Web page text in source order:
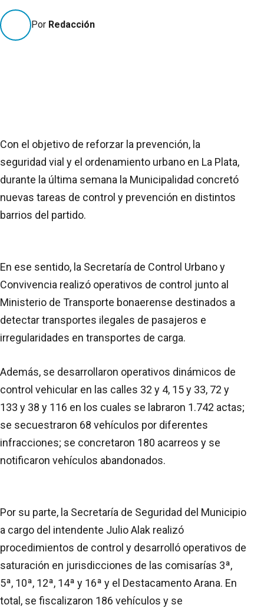
Por Redacción
Con el objetivo de reforzar la prevención, la
seguridad vial y el ordenamiento urbano en La Plata,
durante la última semana la Municipalidad concretó
nuevas tareas de control y prevención en distintos
barrios del partido.
En ese sentido, la Secretaría de Control Urbano y
Convivencia realizó operativos de control junto al
Ministerio de Transporte bonaerense destinados a
detectar transportes ilegales de pasajeros e
irregularidades en transportes de carga.
Además, se desarrollaron operativos dinámicos de
control vehicular en las calles 32 y 4, 15 y 33, 72 y
133 y 38 y 116 en los cuales se labraron 1.742 actas;
se secuestraron 68 vehículos por diferentes
infracciones; se concretaron 180 acarreos y se
notificaron vehículos abandonados.
Por su parte, la Secretaría de Seguridad del Municipio
a cargo del intendente Julio Alak realizó
procedimientos de control y desarrolló operativos de
saturación en jurisdicciones de las comisarías 3ª,
5ª, 10ª, 12ª, 14ª y 16ª y el Destacamento Arana. En
total, se fiscalizaron 186 vehículos y se